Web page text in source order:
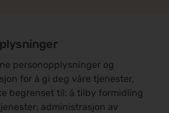
personopplysninger og
for å gi deg våre tjenester,
begrenset til: å tilby formidling
administrasjon av